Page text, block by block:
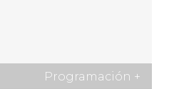
Programación +